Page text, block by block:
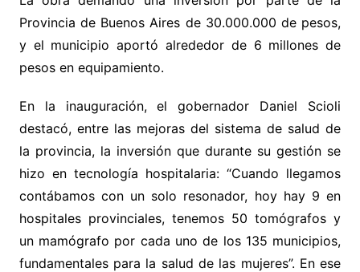
Provincia de Buenos Aires de 30.000.000 de pesos,
y el municipio aportó alrededor de 6 millones de
pesos en equipamiento.
En la inauguración, el gobernador Daniel Scioli
destacó, entre las mejoras del sistema de salud de
la provincia, la inversión que durante su gestión se
hizo en tecnología hospitalaria: “Cuando llegamos
contábamos con un solo resonador, hoy hay 9 en
hospitales provinciales, tenemos 50 tomógrafos y
un mamógrafo por cada uno de los 135 municipios,
fundamentales para la salud de las mujeres”. En ese